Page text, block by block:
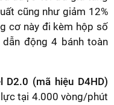
cũng như giảm 12%
cơ này đi kèm hộp số
động 4 bánh toàn
D2.0 (mã hiệu D4HD)
tại 4.000 vòng/phút